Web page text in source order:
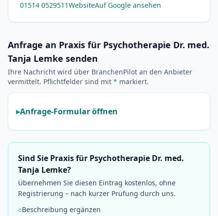
01514 0529511WebsiteAuf Google ansehen
Anfrage an Praxis für Psychotherapie Dr. med.
Tanja Lemke senden
Ihre Nachricht wird über BranchenPilot an den Anbieter
vermittelt. Pflichtfelder sind mit * markiert.
Anfrage-Formular öffnen
Sind Sie Praxis für Psychotherapie Dr. med.
Tanja Lemke?
Übernehmen Sie diesen Eintrag kostenlos, ohne
Registrierung – nach kurzer Prüfung durch uns.
○Beschreibung ergänzen